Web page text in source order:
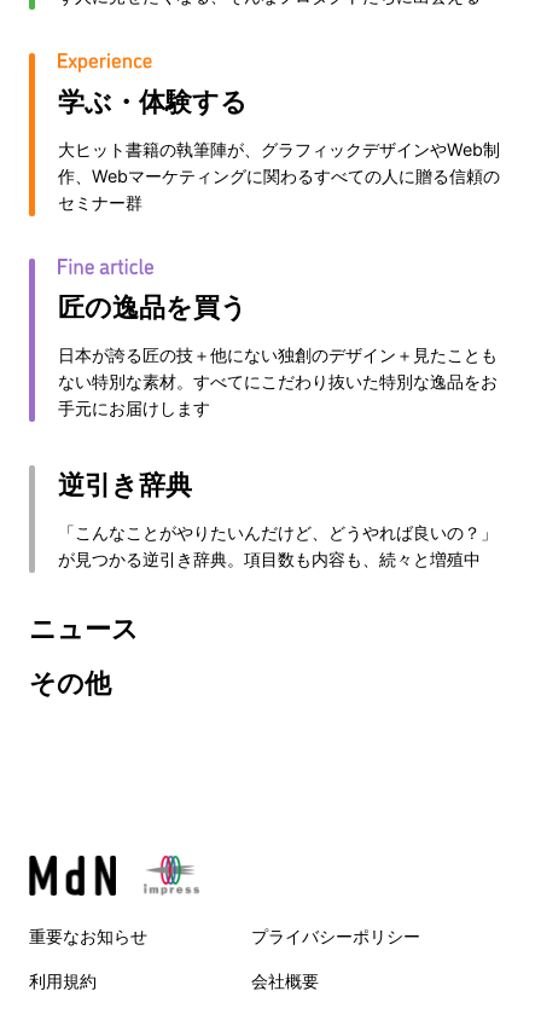
学ぶ・体験する
大ヒット書籍の執筆陣が、グラフィックデザインやWeb制
作、Webマーケティングに関わるすべての人に贈る信頼の
セミナー群
匠の逸品を買う
日本が誇る匠の技＋他にない独創のデザイン＋見たことも
ない特別な素材。すべてにこだわり抜いた特別な逸品をお
手元にお届けします
逆引き辞典
「こんなことがやりたいんだけど、どうやれば良いの？」
が見つかる逆引き辞典。項目数も内容も、続々と増殖中
ニュース
その他
重要なお知らせ プライバシーポリシー
利用規約 会社概要